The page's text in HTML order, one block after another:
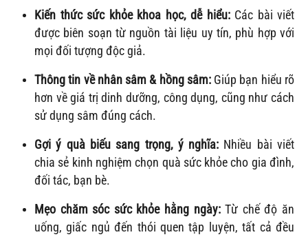
Kiến thức sức khỏe khoa học, dễ hiểu:Các bài viết
được biên soạn từ nguồn tài liệu uy tín, phù hợp với
mọi đối tượng độc giả.
Thông tin về nhân sâm & hồng sâm:Giúp bạn hiểu rõ
hơn về giá trị dinh dưỡng, công dụng, cũng như cách
sử dụng sâm đúng cách.
Gợi ý quà biếu sang trọng, ý nghĩa: Nhiều bài viết
chia sẻ kinh nghiệm chọn quà sức khỏe cho gia đình,
đối tác, bạn bè.
Mẹo chăm sóc sức khỏe hằng ngày:Từ chế độ ăn
uống, giấc ngủ đến thói quen tập luyện, tất cả đều